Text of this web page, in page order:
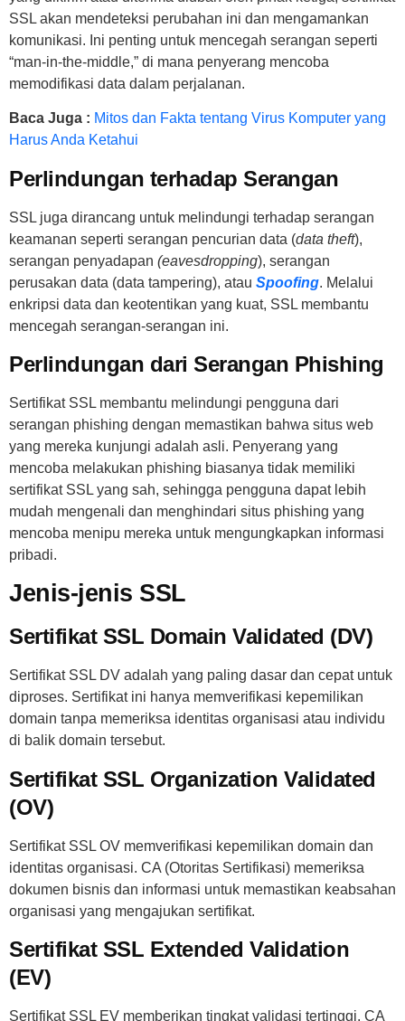
SSL akan mendeteksi perubahan ini dan mengamankan
komunikasi. Ini penting untuk mencegah serangan seperti
“man-in-the-middle,” di mana penyerang mencoba
memodifikasi data dalam perjalanan.
Baca Juga : Mitos dan Fakta tentang Virus Komputer yang
Harus Anda Ketahui
Perlindungan terhadap Serangan
SSL juga dirancang untuk melindungi terhadap serangan
keamanan seperti serangan pencurian data (data theft),
serangan penyadapan (eavesdropping), serangan
perusakan data (data tampering), atau Spoofing. Melalui
enkripsi data dan keotentikan yang kuat, SSL membantu
mencegah serangan-serangan ini.
Perlindungan dari Serangan Phishing
Sertifikat SSL membantu melindungi pengguna dari
serangan phishing dengan memastikan bahwa situs web
yang mereka kunjungi adalah asli. Penyerang yang
mencoba melakukan phishing biasanya tidak memiliki
sertifikat SSL yang sah, sehingga pengguna dapat lebih
mudah mengenali dan menghindari situs phishing yang
mencoba menipu mereka untuk mengungkapkan informasi
pribadi.
Jenis-jenis SSL
Sertifikat SSL Domain Validated (DV)
Sertifikat SSL DV adalah yang paling dasar dan cepat untuk
diproses. Sertifikat ini hanya memverifikasi kepemilikan
domain tanpa memeriksa identitas organisasi atau individu
di balik domain tersebut.
Sertifikat SSL Organization Validated
(OV)
Sertifikat SSL OV memverifikasi kepemilikan domain dan
identitas organisasi. CA (Otoritas Sertifikasi) memeriksa
dokumen bisnis dan informasi untuk memastikan keabsahan
organisasi yang mengajukan sertifikat.
Sertifikat SSL Extended Validation
(EV)
Sertifikat SSL EV memberikan tingkat validasi tertinggi. CA